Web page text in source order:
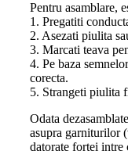
Pentru asamblare,
1. Pregatiti
2. Asezati piulita
3. Marcati teava
4. Pe baza
corecta.
5. Strangeti piulita
Odata
asupra garniturilor
datorate fortei intre